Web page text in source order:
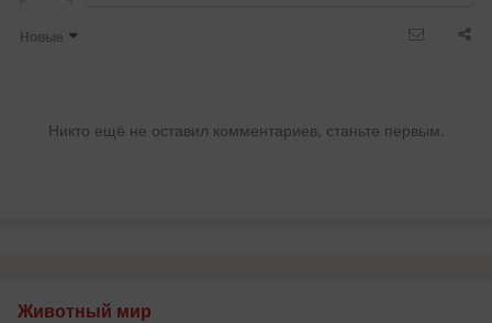
Новые
Никто ещё не оставил комментариев, станьте первым.
Животный мир